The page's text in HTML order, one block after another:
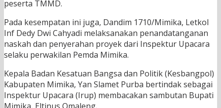
peserta TMMD.
Pada kesempatan ini juga, Dandim 1710/Mimika, Letkol
Inf Dedy Dwi Cahyadi melaksanakan penandatanganan
naskah dan penyerahan proyek dari Inspektur Upacara
selaku perwakilan Pemda Mimika.
Kepala Badan Kesatuan Bangsa dan Politik (Kesbangpol)
Kabupaten Mimika, Yan Slamet Purba bertindak sebagai
Inspektur Upacara (Irup) membacakan sambutan Bupati